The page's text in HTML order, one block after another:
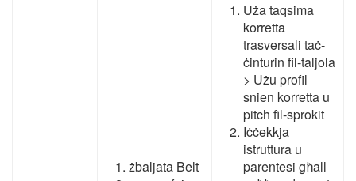
żbaljata Belt
Uża taqsima
korretta
trasversali taċ-
ċinturin fil-taljola
> Użu profil
snien korretta u
pitch fil-sprokit
Iċċekkja
istruttura u
parentesi għall